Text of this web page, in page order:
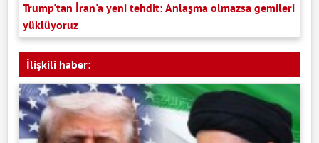
Trump'tan İran'a yeni tehdit: Anlaşma olmazsa gemileri
yüklüyoruz
İlişkili haber: